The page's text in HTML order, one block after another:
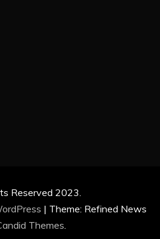
Reserved 2023.
| Theme: Refined News
Themes